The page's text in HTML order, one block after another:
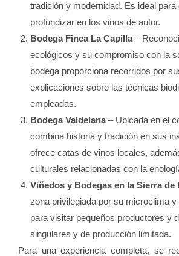
tradición y modernidad. Es ideal para
profundizar en los vinos de autor.
Bodega Finca La Capilla–
ecológicos y su compromiso con la
bodega proporciona recorridos por
explicaciones sobre las técnicas
empleadas.
Bodega Valdelana– Ubicada en el
combina historia y tradición en sus
ofrece catas de vinos locales,
culturales relacionadas con la
Viñedos y Bodegas en la Sierra de
zona privilegiada por su microclima
para visitar pequeños productores y
singulares y de producción limitada.
Para una experiencia completa, se